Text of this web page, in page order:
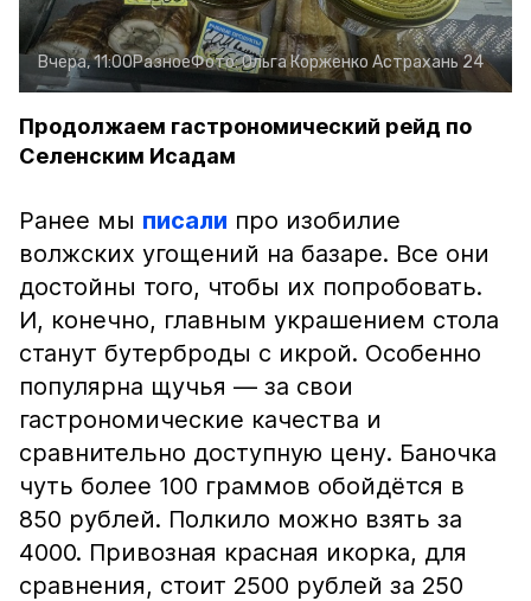
Вчера, 11:00РазноеФото:Ольга Корженко Астрахань 24
Продолжаем гастрономический рейд по
Селенским Исадам
Ранее мы писали про изобилие
волжских угощений на базаре. Все они
достойны того, чтобы их попробовать.
И, конечно, главным украшением стола
станут бутерброды с икрой. Особенно
популярна щучья — за свои
гастрономические качества и
сравнительно доступную цену. Баночка
чуть более 100 граммов обойдётся в
850 рублей. Полкило можно взять за
4000. Привозная красная икорка, для
сравнения, стоит 2500 рублей за 250